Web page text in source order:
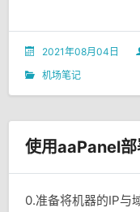
2021年08月04日
机场笔记
0.准备将机器的IP与